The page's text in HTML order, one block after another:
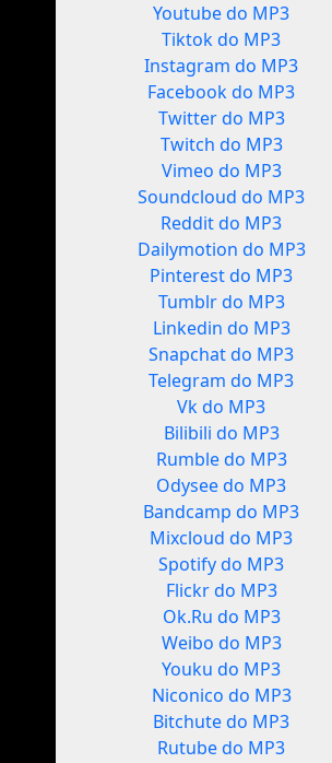
Youtube do MP3
Tiktok do MP3
Instagram do MP3
Facebook do MP3
Twitter do MP3
Twitch do MP3
Vimeo do MP3
Soundcloud do MP3
Reddit do MP3
Dailymotion do MP3
Pinterest do MP3
Tumblr do MP3
Linkedin do MP3
Snapchat do MP3
Telegram do MP3
Vk do MP3
Bilibili do MP3
Rumble do MP3
Odysee do MP3
Bandcamp do MP3
Mixcloud do MP3
Spotify do MP3
Flickr do MP3
Ok.Ru do MP3
Weibo do MP3
Youku do MP3
Niconico do MP3
Bitchute do MP3
Rutube do MP3